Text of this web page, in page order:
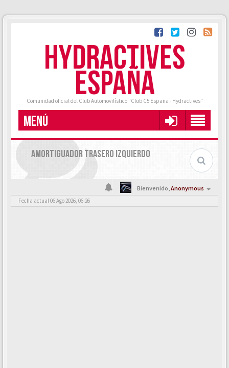
HYDRACTIVES
ESPAÑA
Comunidad oficial del Club Automovilístico "Club C5 España - Hydractives"
MENÚ
AMORTIGUADOR TRASERO IZQUIERDO
Bienvenido,Anonymous
Fecha actual 06 Ago 2026, 06:26